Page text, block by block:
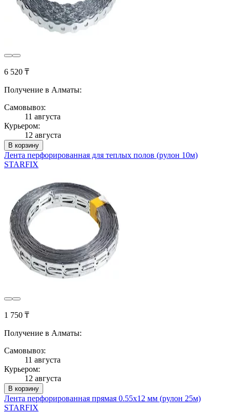
6 520 ₸
Получение в Алматы:
Самовывоз:
11 августа
Курьером:
12 августа
В корзину
Лента перфорированная для теплых полов (рулон 10м)
STARFIX
1 750 ₸
Получение в Алматы:
Самовывоз:
11 августа
Курьером:
12 августа
В корзину
Лента перфорированная прямая 0.55х12 мм (рулон 25м)
STARFIX